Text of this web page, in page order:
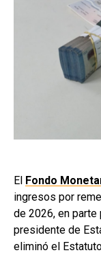
El Fondo
ingresos por
de 2026, en
presidente de
eliminó el